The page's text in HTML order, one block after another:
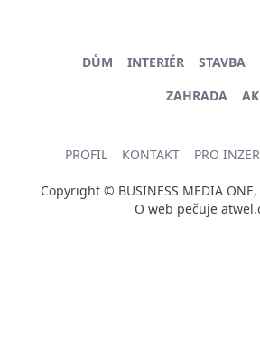
DŮM INTERIÉR STAVBA
ZAHRADA
PROFIL KONTAKT PRO
Copyright © BUSINESS MEDIA